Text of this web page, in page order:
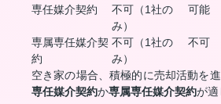
専任媒介契約
不可（1社の
み）
可能
専属専任媒介契
約
不可（1社の
み）
不可
空き家の場合、積極的に売却活動を
専任媒介契約か専属専任媒介契約が適